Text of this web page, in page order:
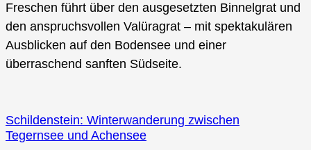
Freschen führt über den ausgesetzten Binnelgrat und
den anspruchsvollen Valüragrat – mit spektakulären
Ausblicken auf den Bodensee und einer
überraschend sanften Südseite.
Schildenstein: Winterwanderung zwischen
Tegernsee und Achensee